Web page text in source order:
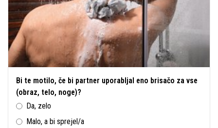
Bi te motilo, če bi partner uporabljal eno brisačo za vse
(obraz, telo, noge)?
Da, zelo
Malo, a bi sprejel/a